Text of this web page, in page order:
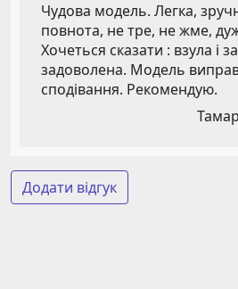
Чудова модель. Легка,
повнота, не тре, не жме,
Хочеться сказати : взула і
задоволена. Модель
сподівання. Рекомендую.
Додати відгук